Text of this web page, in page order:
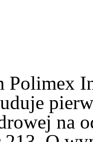
Polimex
na